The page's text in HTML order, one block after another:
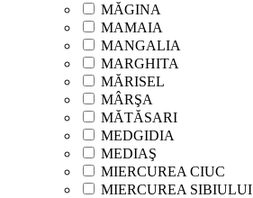
MĂGINA
MAMAIA
MANGALIA
MARGHITA
MĂRISEL
MÂRŞA
MĂTĂSARI
MEDGIDIA
MEDIAŞ
MIERCUREA CIUC
MIERCUREA SIBIULUI